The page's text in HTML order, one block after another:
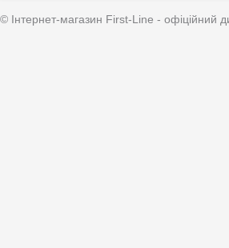
© Інтернет-магазин First-Line - офіційний